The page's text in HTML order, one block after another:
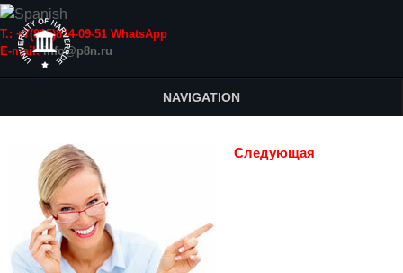
Т.: +7(915)814-09-51 WhatsApp
E-mail:info@p8n.ru
NAVIGATION
Следующая